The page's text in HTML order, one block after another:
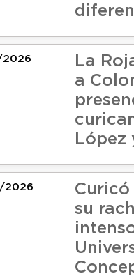
La
a
López
Curicó
su